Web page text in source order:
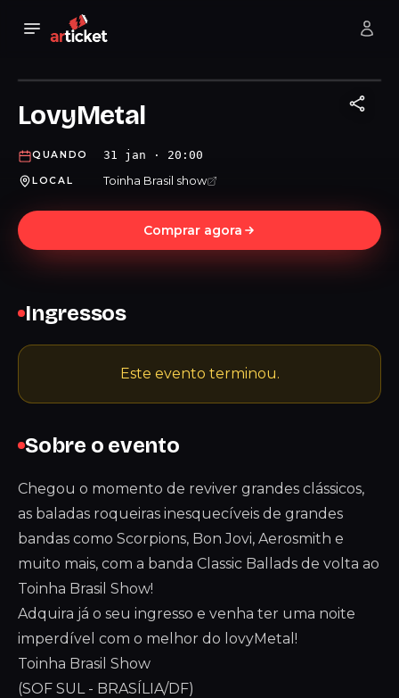
LovyMetal
QUANDO 31 jan · 20:00
LOCAL Toinha Brasil show
Comprar agora
Sobre o evento
Chegou o momento de reviver grandes clássicos,
as baladas roqueiras inesquecíveis de grandes
bandas como Scorpions, Bon Jovi, Aerosmith e
muito mais, com a banda Classic Ballads de volta ao
Toinha Brasil Show!
Adquira já o seu ingresso e venha ter uma noite
imperdível com o melhor do lovyMetal!
Toinha Brasil Show
(SOF SUL - BRASÍLIA/DF)
Ingressos
Este evento terminou.